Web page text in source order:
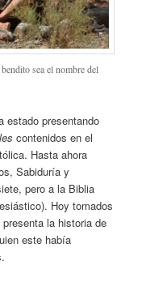
sea el nombre del
estado presentando
contenidos en el
Hasta ahora
Sabiduría y
pero a la Biblia
Hoy tomados
la historia de
este había